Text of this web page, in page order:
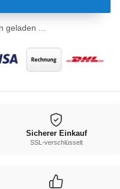
geladen ...
Sicherer Einkauf
SSL-verschlüsselt